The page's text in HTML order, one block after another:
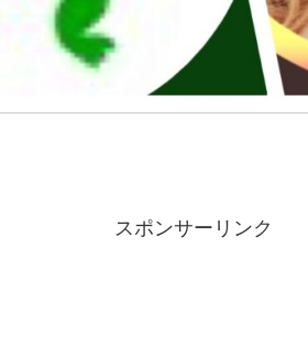
スポンサーリンク